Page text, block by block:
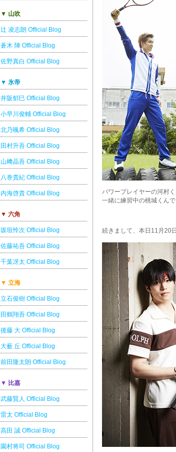
▼ 山吹
辻 凌志朗 Official Blog
蒼木 陣 Official Blog
佐野真白 Official Blog
▼ 氷帝
井阪郁巳 Official Blog
小早川俊輔 Official Blog
北乃颯希 Official Blog
田村升吾 Official Blog
山﨑晶吾 Official Blog
八巻貴紀 Official Blog
内海啓貴 Official Blog
▼ 六角
坂垣怜次 Official Blog
佐藤祐吾 Official Blog
千葉冴太 Official Blog
▼ 立海
立石俊樹 Official Blog
田鶴翔吾 Official Blog
後藤 大 Official Blog
大薮 丘 Official Blog
前田隆太朗 Official Blog
▼ 比嘉
武藤賢人 Official Blog
雷太 Official Blog
高田 誠 Official Blog
園村将司 Official Blog
パワープレイヤーの河村
一緒に練習中の桃城くんで
続きまして、本日11月20